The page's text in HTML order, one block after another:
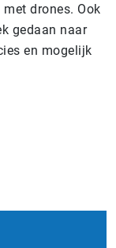
drones. Ook
gedaan naar
en mogelijk